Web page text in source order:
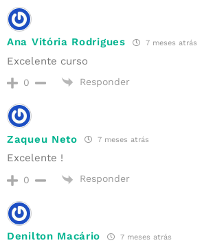
Ana Vitória Rodrigues 7 meses atrás
Excelente curso
0 Responder
Zaqueu Neto 7 meses atrás
Excelente !
0 Responder
Denilton Macário 7 meses atrás